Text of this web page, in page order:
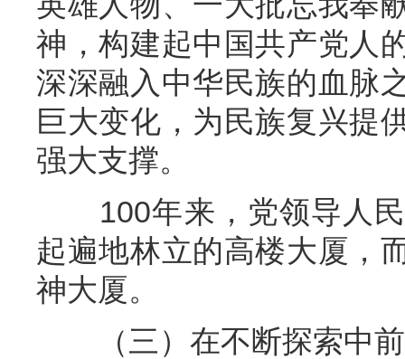
神，构建起中国共产党人
深深融入中华民族的血脉
巨大变化，为民族复兴提
强大支撑。
100年来，党领导人民
起遍地林立的高楼大厦，
神大厦。
（三）在不断探索中